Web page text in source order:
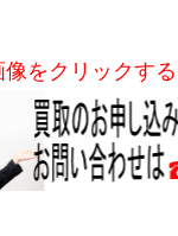
をクリックする